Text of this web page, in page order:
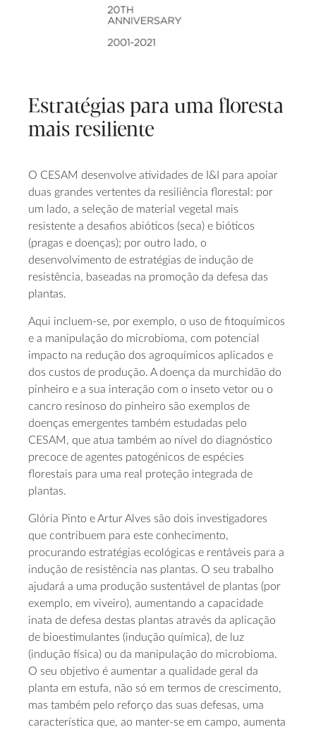
Estratégias para uma floresta
mais resiliente
O CESAM desenvolve atividades de I&I para apoiar
duas grandes vertentes da resiliência florestal: por
um lado, a seleção de material vegetal mais
resistente a desafios abióticos (seca) e bióticos
(pragas e doenças); por outro lado, o
desenvolvimento de estratégias de indução de
resistência, baseadas na promoção da defesa das
plantas.
Aqui incluem-se, por exemplo, o uso de fitoquímicos
e a manipulação do microbioma, com potencial
impacto na redução dos agroquímicos aplicados e
dos custos de produção. A doença da murchidão do
pinheiro e a sua interação com o inseto vetor ou o
cancro resinoso do pinheiro são exemplos de
doenças emergentes também estudadas pelo
CESAM, que atua também ao nível do diagnóstico
precoce de agentes patogénicos de espécies
florestais para uma real proteção integrada de
plantas.
Glória Pinto e Artur Alves são dois investigadores
que contribuem para este conhecimento,
procurando estratégias ecológicas e rentáveis para a
indução de resistência nas plantas. O seu trabalho
ajudará a uma produção sustentável de plantas (por
exemplo, em viveiro), aumentando a capacidade
inata de defesa destas plantas através da aplicação
de bioestimulantes (indução química), de luz
(indução física) ou da manipulação do microbioma.
O seu objetivo é aumentar a qualidade geral da
planta em estufa, não só em termos de crescimento,
mas também pelo reforço das suas defesas, uma
característica que, ao manter-se em campo, aumenta